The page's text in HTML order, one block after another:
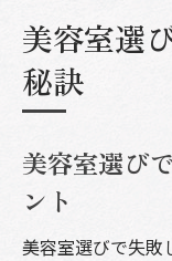
美容室選
秘訣
美容室選び
ント
美容室選びで失敗